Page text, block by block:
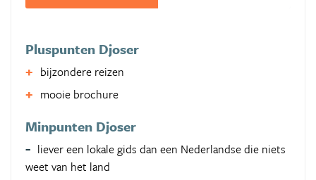
Pluspunten Djoser
bijzondere reizen
mooie brochure
Minpunten Djoser
liever een lokale gids dan een Nederlandse die niets
weet van het land